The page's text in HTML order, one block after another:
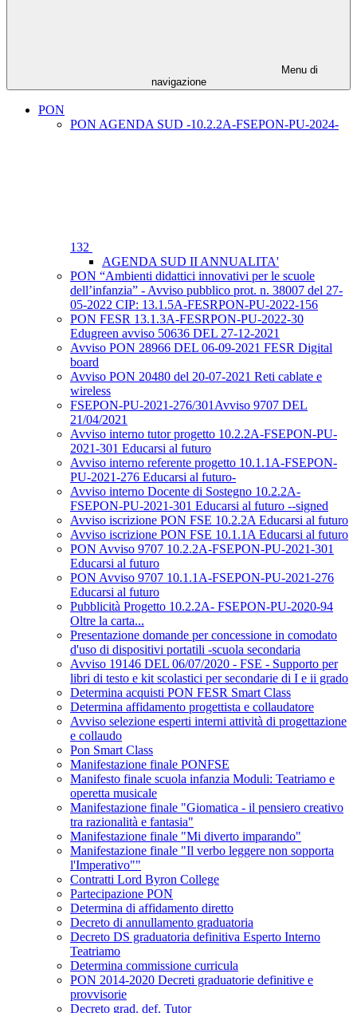
Menu di
navigazione
PON
PON AGENDA SUD -10.2.2A-FSEPON-PU-2024-
132
AGENDA SUD II ANNUALITA'
PON “Ambienti didattici innovativi per le scuole
dell’infanzia” - Avviso pubblico prot. n. 38007 del 27-
05-2022 CIP: 13.1.5A-FESRPON-PU-2022-156
PON FESR 13.1.3A-FESRPON-PU-2022-30
Edugreen avviso 50636 DEL 27-12-2021
Avviso PON 28966 DEL 06-09-2021 FESR Digital
board
Avviso PON 20480 del 20-07-2021 Reti cablate e
wireless
FSEPON-PU-2021-276/301Avviso 9707 DEL
21/04/2021
Avviso interno tutor progetto 10.2.2A-FSEPON-PU-
2021-301 Educarsi al futuro
Avviso interno referente progetto 10.1.1A-FSEPON-
PU-2021-276 Educarsi al futuro-
Avviso interno Docente di Sostegno 10.2.2A-
FSEPON-PU-2021-301 Educarsi al futuro --signed
Avviso iscrizione PON FSE 10.2.2A Educarsi al futuro
Avviso iscrizione PON FSE 10.1.1A Educarsi al futuro
PON Avviso 9707 10.2.2A-FSEPON-PU-2021-301
Educarsi al futuro
PON Avviso 9707 10.1.1A-FSEPON-PU-2021-276
Educarsi al futuro
Pubblicità Progetto 10.2.2A- FSEPON-PU-2020-94
Oltre la carta...
Presentazione domande per concessione in comodato
d'uso di dispositivi portatili -scuola secondaria
Avviso 19146 DEL 06/07/2020 - FSE - Supporto per
libri di testo e kit scolastici per secondarie di I e ii grado
Determina acquisti PON FESR Smart Class
Determina affidamento progettista e collaudatore
Avviso selezione esperti interni attività di progettazione
e collaudo
Pon Smart Class
Manifestazione finale PONFSE
Manifesto finale scuola infanzia Moduli: Teatriamo e
operetta musicale
Manifestazione finale "Giomatica - il pensiero creativo
tra razionalità e fantasia"
Manifestazione finale "Mi diverto imparando"
Manifestazione finale "Il verbo leggere non sopporta
l'Imperativo""
Contratti Lord Byron College
Partecipazione PON
Determina di affidamento diretto
Decreto di annullamento graduatoria
Decreto DS graduatoria definitiva Esperto Interno
Teatriamo
Determina commissione curricula
PON 2014-2020 Decreti graduatorie definitive e
provvisorie
Decreto grad. def. Tutor